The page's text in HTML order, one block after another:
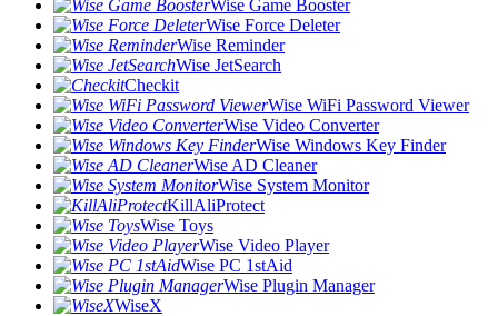
Wise Game Booster
Wise Force Deleter
Wise Reminder
Wise JetSearch
Checkit
Wise WiFi Password Viewer
Wise Video Converter
Wise Windows Key Finder
Wise AD Cleaner
Wise System Monitor
KillAliProtect
Wise Toys
Wise Video Player
Wise PC 1stAid
Wise Plugin Manager
WiseX